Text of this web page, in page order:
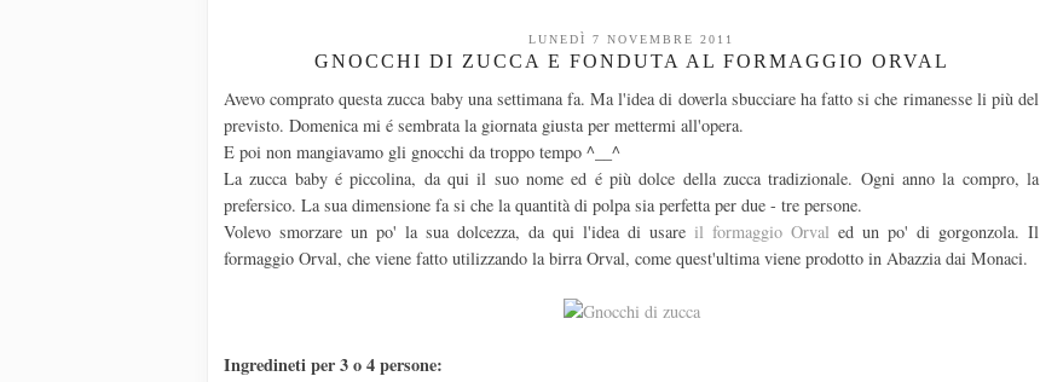
LUNEDÌ 7 NOVEMBRE 2011
GNOCCHI DI ZUCCA E FONDUTA AL FORMAGGIO ORVAL
Avevo comprato questa zucca baby una settimana fa. Ma l'idea di doverla sbucciare ha fatto si che rimanesse li più del
previsto. Domenica mi é sembrata la giornata giusta per mettermi all'opera.
E poi non mangiavamo gli gnocchi da troppo tempo ^__^
La zucca baby é piccolina, da qui il suo nome ed é più dolce della zucca tradizionale. Ogni anno la compro, la
prefersico. La sua dimensione fa si che la quantità di polpa sia perfetta per due - tre persone.
Volevo smorzare un po' la sua dolcezza, da qui l'idea di usare il formaggio Orval ed un po' di gorgonzola. Il
formaggio Orval, che viene fatto utilizzando la birra Orval, come quest'ultima viene prodotto in Abazzia dai Monaci.
Ingredineti per 3 o 4 persone: